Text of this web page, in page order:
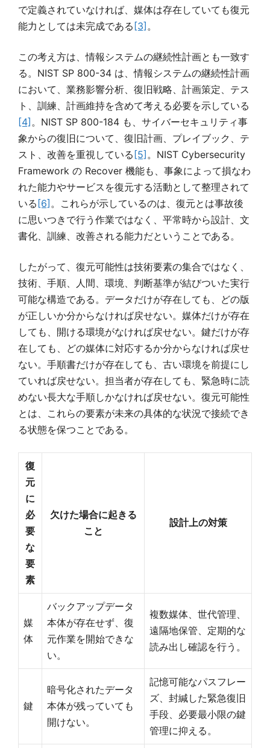
で定義されていなければ、媒体は存在していても復元
能力としては未完成である[3] 。
この考え方は、情報システムの継続性計画とも一致す
る。NIST SP 800-34 は、情報システムの継続性計画
において、業務影響分析、復旧戦略、計画策定、テス
ト、訓練、計画維持を含めて考える必要を示している
[4] 。NIST SP 800-184 も、サイバーセキュリティ事
象からの復旧について、復旧計画、プレイブック、テ
スト、改善を重視している[5] 。NIST Cybersecurity
Framework の Recover 機能も、事象によって損なわ
れた能力やサービスを復元する活動として整理されて
いる[6] 。これらが示しているのは、復元とは事故後
に思いつきで行う作業ではなく、平常時から設計、文
書化、訓練、改善される能力だということである。
したがって、復元可能性は技術要素の集合ではなく、
技術、手順、人間、環境、判断基準が結びついた実行
可能な構造である。データだけが存在しても、どの版
が正しいか分からなければ戻せない。媒体だけが存在
しても、開ける環境がなければ戻せない。鍵だけが存
在しても、どの媒体に対応するか分からなければ戻せ
ない。手順書だけが存在しても、古い環境を前提にし
ていれば戻せない。担当者が存在しても、緊急時に読
めない長大な手順しかなければ戻せない。復元可能性
とは、これらの要素が未来の具体的な状況で接続でき
る状態を保つことである。
復
元
に
必
要
な
要
素
欠けた場合に起きる
こと
設計上の対策
媒
体
バックアップデータ
本体が存在せず、復
元作業を開始できな
い。
複数媒体、世代管理、
遠隔地保管、定期的な
読み出し確認を行う。
鍵
暗号化されたデータ
本体が残っていても
開けない。
記憶可能なパスフレー
ズ、封緘した緊急復旧
手段、必要最小限の鍵
管理に抑える。